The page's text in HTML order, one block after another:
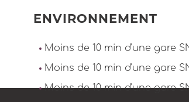
ENVIRONNEMENT
Moins de 10 min d'une gare
Moins de 10 min d'une gare
Moins de 10 min d'une gare